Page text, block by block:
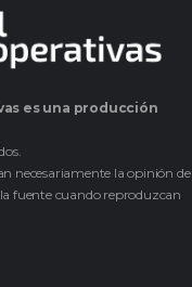
es una producción
necesariamente la opinión de
fuente cuando reproduzcan